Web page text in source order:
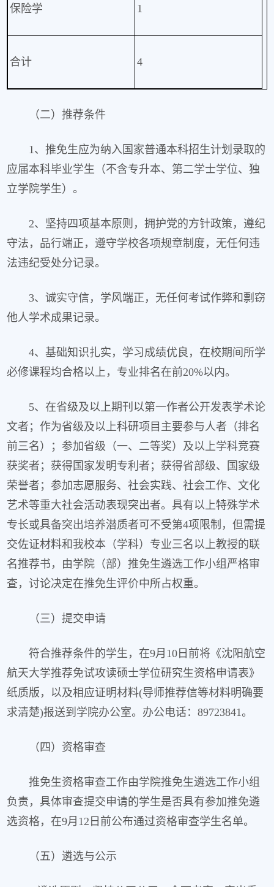
保险学 1
合计 4
（二）推荐条件
1、推免生应为纳入国家普通本科招生计划录取的
应届本科毕业学生（不含专升本、第二学士学位、独
立学院学生）。
2、坚持四项基本原则，拥护党的方针政策，遵纪
守法，品行端正，遵守学校各项规章制度，无任何违
法违纪受处分记录。
3、诚实守信，学风端正，无任何考试作弊和剽窃
他人学术成果记录。
4、基础知识扎实，学习成绩优良，在校期间所学
必修课程均合格以上，专业排名在前20%以内。
5、在省级及以上期刊以第一作者公开发表学术论
文者；作为省级及以上科研项目主要参与人者（排名
前三名）；参加省级（一、二等奖）及以上学科竞赛
获奖者；获得国家发明专利者；获得省部级、国家级
荣誉者；参加志愿服务、社会实践、社会工作、文化
艺术等重大社会活动表现突出者。具有以上特殊学术
专长或具备突出培养潜质者可不受第4项限制，但需提
交佐证材料和我校本（学科）专业三名以上教授的联
名推荐书，由学院（部）推免生遴选工作小组严格审
查，讨论决定在推免生评价中所占权重。
（三）提交申请
符合推荐条件的学生，在9月10日前将《沈阳航空
航天大学推荐免试攻读硕士学位研究生资格申请表》
纸质版，以及相应证明材料(导师推荐信等材料明确要
求清楚)报送到学院办公室。办公电话：89723841。
（四）资格审查
推免生资格审查工作由学院推免生遴选工作小组
负责，具体审查提交申请的学生是否具有参加推免遴
选资格，在9月12日前公布通过资格审查学生名单。
（五）遴选与公示